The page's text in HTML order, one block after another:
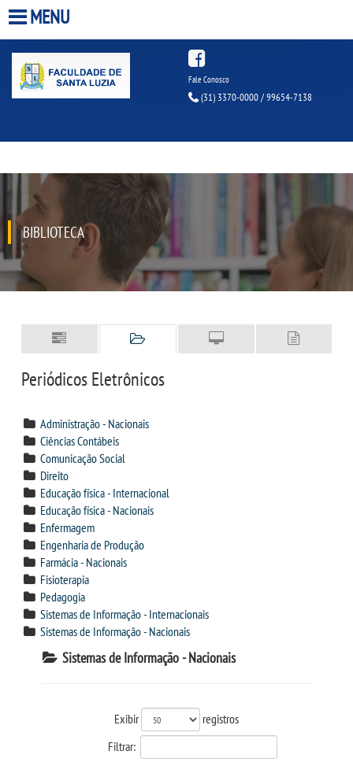
HOME
INFRAESTRUTURA
CURSOS
BACHARELADOS
LICENCIATURAS
TECNOLÓGICOS
VESTIBULAR
SEGUNDA GRADUAÇÃO
MENU
Fale Conosco
(31) 3370-0000 / 99654-7138
BIBLIOTECA
Periódicos Eletrônicos
Administração - Nacionais
Ciências Contábeis
Comunicação Social
Direito
Educação física - Internacional
Educação física - Nacionais
Enfermagem
Engenharia de Produção
Farmácia - Nacionais
Fisioterapia
Pedagogia
Sistemas de Informação - Internacionais
Sistemas de Informação - Nacionais
Sistemas de Informação - Nacionais
Exibir
registros
Filtrar: